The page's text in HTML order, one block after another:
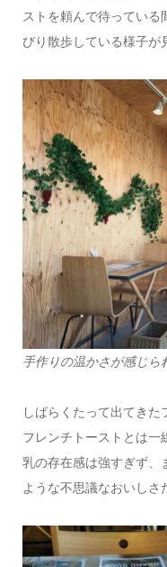
ストを頼んで待っている
びり散歩している様子が
手作りの温かさが感じら
しばらくたって出てき
フレンチトーストとは一
乳の存在感は強すぎず、
ような不思議なおいしさ